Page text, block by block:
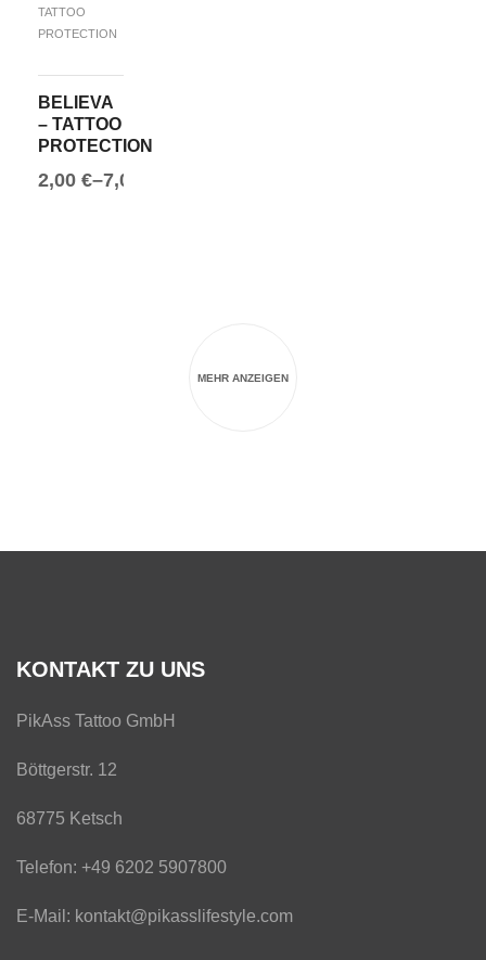
TATTOO
PROTECTION
BELIEVA
– TATTOO
PROTECTION
7,00
–
2,00 €
MEHR ANZEIGEN
KONTAKT ZU UNS
PikAss Tattoo GmbH
Böttgerstr. 12
68775 Ketsch
Telefon: +49 6202 5907800
E-Mail: kontakt@pikasslifestyle.com